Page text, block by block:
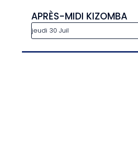
APRÈS-MIDI KIZOMBA
jeudi 30 Juil